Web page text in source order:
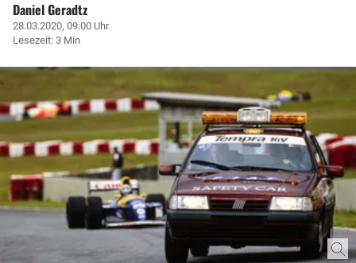
Daniel Geradtz
28.03.2020, 09:00 Uhr
Lesezeit: 3 Min